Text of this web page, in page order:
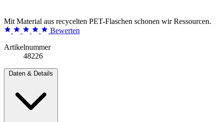
Mit Material aus recycelten PET-Flaschen schonen wir Ressourcen.
Bewerten
Artikelnummer
48226
Daten & Details